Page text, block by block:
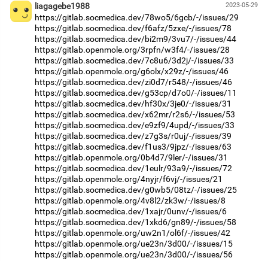
2023-05-29
liagagebe1988
https://gitlab.socmedica.dev/78wo5/6gcb/-/issues/29
https://gitlab.socmedica.dev/f6afz/5zxe/-/issues/78
https://gitlab.socmedica.dev/bi2m9/3vu7/-/issues/44
https://gitlab.openmole.org/3rpfn/w3f4/-/issues/28
https://gitlab.socmedica.dev/7c8u6/3d2j/-/issues/33
https://gitlab.openmole.org/g6olx/x29z/-/issues/46
https://gitlab.socmedica.dev/zi0d7/r548/-/issues/46
https://gitlab.socmedica.dev/g53cp/d7o0/-/issues/11
https://gitlab.socmedica.dev/hf30x/3je0/-/issues/31
https://gitlab.socmedica.dev/x62mr/r2s6/-/issues/53
https://gitlab.socmedica.dev/e9zf9/4upd/-/issues/33
https://gitlab.socmedica.dev/z7g3s/r0uj/-/issues/39
https://gitlab.socmedica.dev/f1us3/9jpz/-/issues/63
https://gitlab.openmole.org/0b4d7/9ler/-/issues/31
https://gitlab.socmedica.dev/1eulr/93a9/-/issues/72
https://gitlab.openmole.org/4nyjr/f6vj/-/issues/21
https://gitlab.socmedica.dev/g0wb5/08tz/-/issues/25
https://gitlab.openmole.org/4v8l2/zk3w/-/issues/8
https://gitlab.socmedica.dev/1xajr/0unv/-/issues/6
https://gitlab.socmedica.dev/1xkd6/gn89/-/issues/58
https://gitlab.openmole.org/uw2n1/ol6f/-/issues/42
https://gitlab.openmole.org/ue23n/3d00/-/issues/15
https://gitlab.openmole.org/ue23n/3d00/-/issues/56